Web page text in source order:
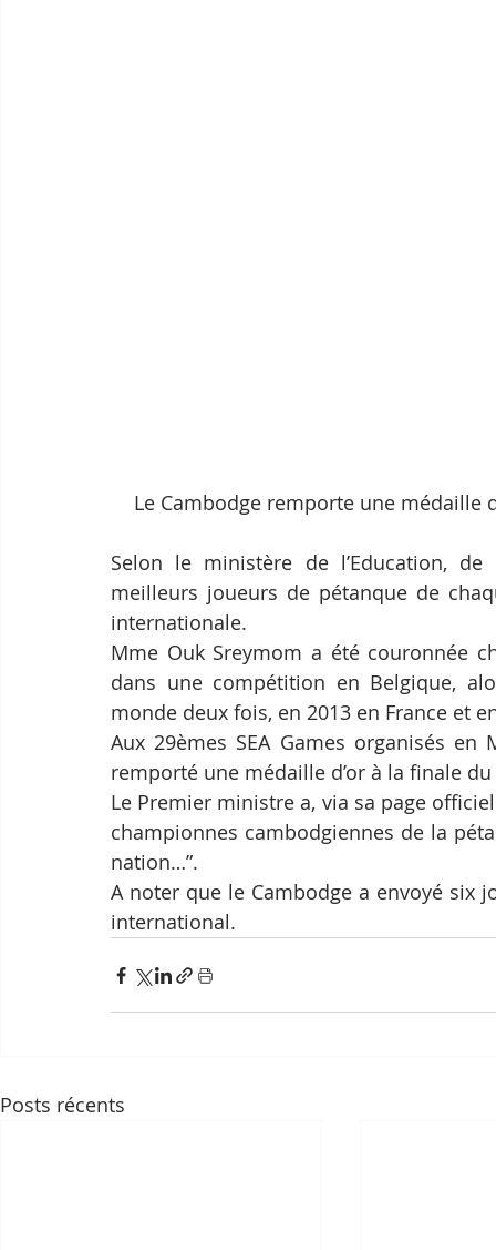
Le Cambodge remporte une médaille
Selon le ministère de l’Education,
meilleurs joueurs de pétanque de
internationale.
Mme Ouk Sreymom a été couronnée
dans une compétition en Belgique,
monde deux fois, en 2013 en France et
Aux 29èmes SEA Games organisés en
remporté une médaille d’or à la finale
Le Premier ministre a, via sa page
championnes cambodgiennes de la
nation…”.
A noter que le Cambodge a envoyé six
international.
Posts récents